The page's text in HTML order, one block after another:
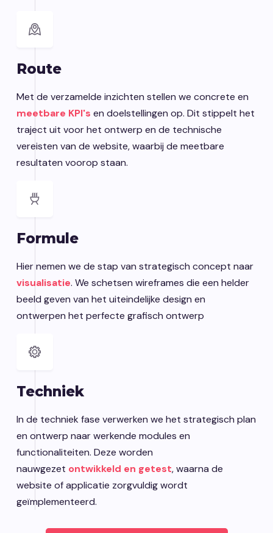
Route
Met de verzamelde inzichten stellen we concrete en
meetbare KPI's en doelstellingen op. Dit stippelt het
traject uit voor het ontwerp en de technische
vereisten van de website, waarbij de meetbare
resultaten voorop staan.
Formule
Hier nemen we de stap van strategisch concept naar
visualisatie. We schetsen wireframes die een helder
beeld geven van het uiteindelijke design en
ontwerpen het perfecte grafisch ontwerp
Techniek
In de techniek fase verwerken we het strategisch plan
en ontwerp naar werkende modules en
functionaliteiten. Deze worden
nauwgezet ontwikkeld en getest, waarna de
website of applicatie zorgvuldig wordt
geïmplementeerd.